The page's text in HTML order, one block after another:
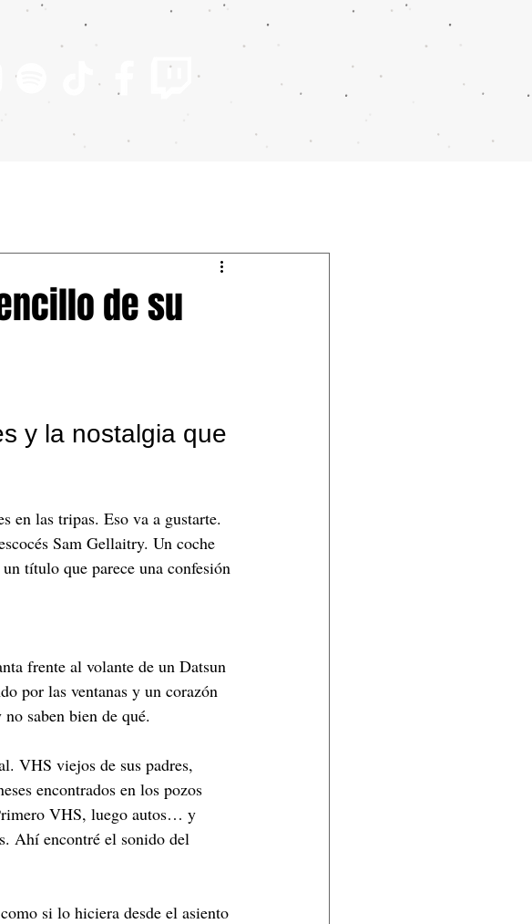
de su
y la nostalgia que
en las tripas. Eso va a gustarte.
Sam Gellaitry. Un coche
título que parece una confesión
frente al volante de un Datsun
por las ventanas y un corazón
saben bien de qué.
VHS viejos de sus padres,
encontrados en los pozos
VHS, luego autos… y
Ahí encontré el sonido del
si lo hiciera desde el asiento